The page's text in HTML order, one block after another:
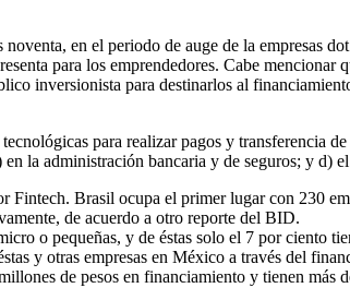
en el periodo de auge de la empresas
para los emprendedores. Cabe
inversionista para destinarlos al
para realizar pagos y transferencia
la administración bancaria y de seguros; y d)
Fintech. Brasil ocupa el primer lugar con 230
de acuerdo a otro reporte del BID.
o pequeñas, y de éstas solo el 7 por ciento
y otras empresas en México a través del
de pesos en financiamiento y tienen más